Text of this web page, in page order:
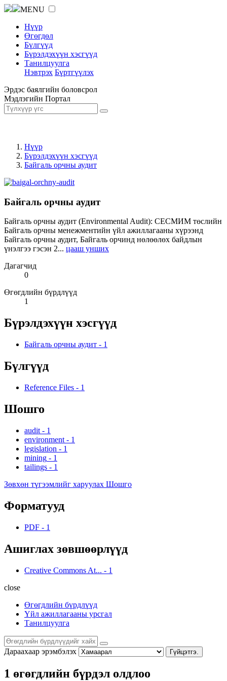
MENU
Нүүр
Өгөгдөл
Бүлгүүд
Бүрэлдэхүүн хэсгүүд
Танилцуулга
Нэвтрэх Бүртгүүлэх
Эрдэс баялгийн боловсрол
Мэдлэгийн Портал
Нүүр
Бүрэлдэхүүн хэсгүүд
Байгаль орчны аудит
Байгаль орчны аудит
Байгаль орчны аудит (Environmental Audit): СЕСМИМ төслийн
Байгаль орчны менежментийн үйл ажиллагааны хүрээнд
Байгаль орчны аудит, Байгаль орчинд нөлөөлөх байдлын
үнэлгээ гэсэн 2... цааш унших
Дагагчид
0
Өгөгдлийн бүрдлүүд
1
Бүрэлдэхүүн хэсгүүд
Байгаль орчны аудит - 1
Бүлгүүд
Reference Files - 1
Шошго
audit - 1
environment - 1
legislation - 1
mining - 1
tailings - 1
Зөвхөн түгээмлийг харуулах Шошго
Форматууд
PDF - 1
Ашиглах зөвшөөрлүүд
Creative Commons At... - 1
close
Өгөгдлийн бүрдлүүд
Үйл ажиллагааны урсгал
Танилцуулга
Дараахаар эрэмбэлэх Гүйцэтгэ.
1 өгөгдлийн бүрдэл олдлоо